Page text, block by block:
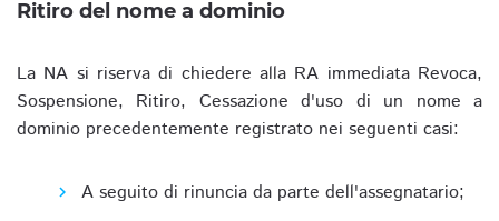
Ritiro del nome a dominio
La NA si riserva di chiedere alla RA immediata Revoca,
Sospensione, Ritiro, Cessazione d'uso di un nome a
dominio precedentemente registrato nei seguenti casi:
A seguito di rinuncia da parte dell'assegnatario;